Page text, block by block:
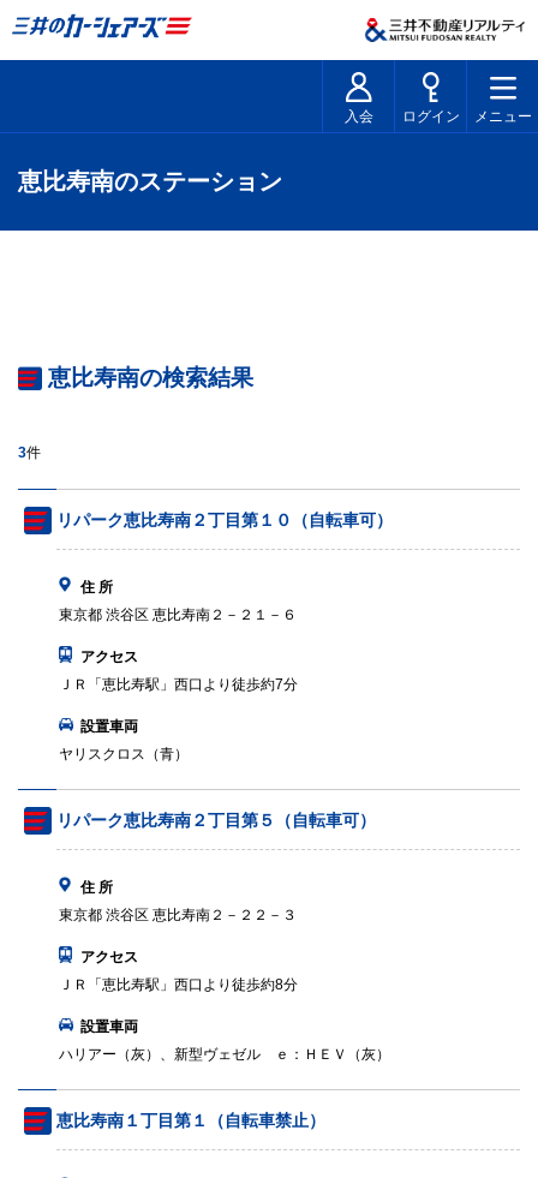
入会 ログイン メニュー
恵比寿南のステーション
恵比寿南の検索結果
3件
リパーク恵比寿南２丁目第１０（自転車可）
住 所
東京都 渋谷区 恵比寿南２－２１－６
アクセス
ＪＲ「恵比寿駅」西口より徒歩約7分
設置車両
ヤリスクロス（青）
リパーク恵比寿南２丁目第５（自転車可）
住 所
東京都 渋谷区 恵比寿南２－２２－３
アクセス
ＪＲ「恵比寿駅」西口より徒歩約8分
設置車両
ハリアー（灰）、新型ヴェゼル ｅ：ＨＥＶ（灰）
恵比寿南１丁目第１（自転車禁止）